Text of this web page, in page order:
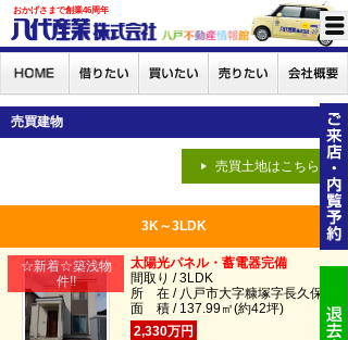
おかげさまで創業46周年
売買建物
売買土地はこちら
3K～3LDK
☆新着☆築浅物
件!!
太陽光パネル・蓄電器完備
間取り / 3LDK
所 在 / 八戸市大字糠塚字長久保
面 積 / 137.99㎡(約42坪)
2,330万円